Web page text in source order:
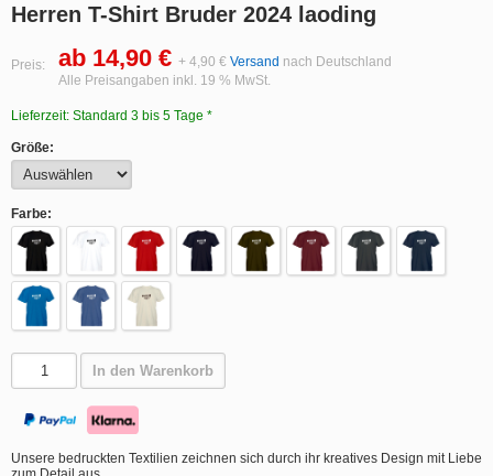
Herren T-Shirt Bruder 2024 laoding
Preis: ab 14,90 € + 4,90 € Versand nach Deutschland
Alle Preisangaben inkl. 19 % MwSt.
Lieferzeit: Standard 3 bis 5 Tage *
Größe:
Farbe:
In den Warenkorb
Unsere bedruckten Textilien zeichnen sich durch ihr kreatives Design mit Liebe